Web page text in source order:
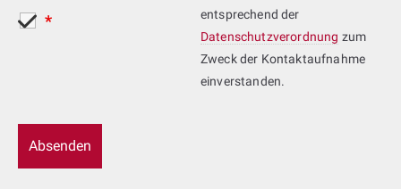
*
entsprechend der
Datenschutzverordnung zum
Zweck der Kontaktaufnahme
einverstanden.